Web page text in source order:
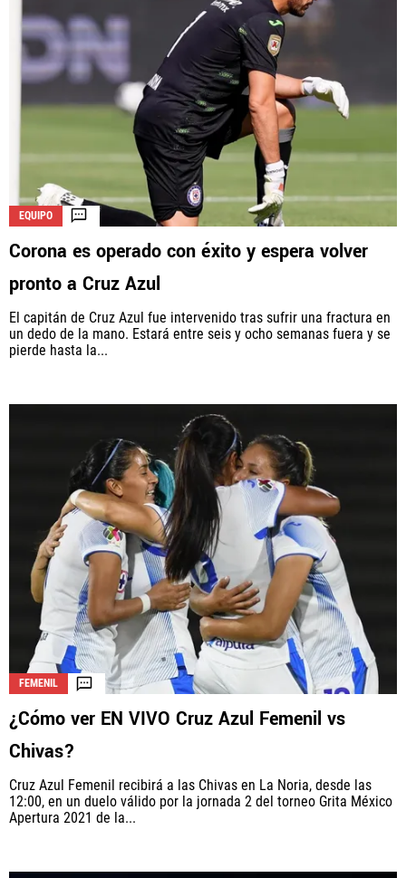
EQUIPO
Corona es operado con éxito y espera volver
pronto a Cruz Azul
El capitán de Cruz Azul fue intervenido tras sufrir una fractura en
un dedo de la mano. Estará entre seis y ocho semanas fuera y se
pierde hasta la...
FEMENIL
¿Cómo ver EN VIVO Cruz Azul Femenil vs
Chivas?
Cruz Azul Femenil recibirá a las Chivas en La Noria, desde las
12:00, en un duelo válido por la jornada 2 del torneo Grita México
Apertura 2021 de la...